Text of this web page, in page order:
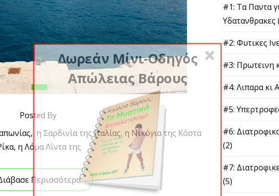
Posted By
η Σαρδινία της Ιταλίας, η Νικόγια της Κόστα
η Λόμα Λίντα της
Περισσότερα
#1: Τα Παντα
Υδατανθρακες
#2: Φυτικες
#3: Πρωτεινη
#4: Λιπαρα κι
#5:
#6:
(2)
#7:
(5)
Δωρεάν Μίνι-Οδηγός
Απώλειας Βάρους